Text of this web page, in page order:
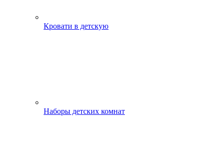
Кровати в детскую
Наборы детских комнат